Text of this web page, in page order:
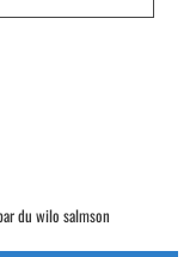
du wilo salmson